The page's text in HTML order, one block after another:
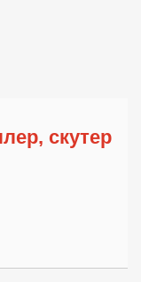
скутер